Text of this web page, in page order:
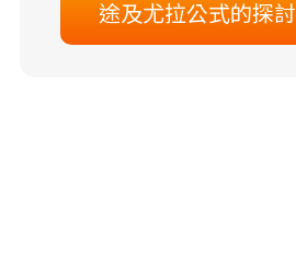
途及尤拉公式的探討